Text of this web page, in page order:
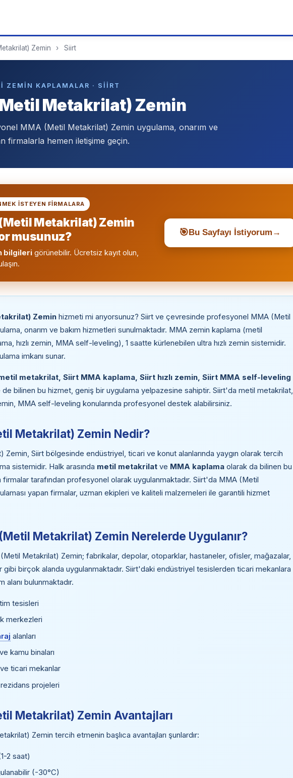
Zemin › Siirt
ZEMIN KAPLAMALAR · SIIRT
Metakrilat) Zemin
MMA (Metil Metakrilat) Zemin uygulama, onarım ve
firmalarla hemen iletişime geçin.
ISTEYEN FIRMALARA
Metakrilat) Zemin
musunuz?
bilgileri görünebilir. Ücretsiz kayıt olun,
🎯 Bu Sayfayı İstiyorum →
Zemin hizmeti mi arıyorsunuz? Siirt ve çevresinde profesyonel MMA (Metil
onarım ve bakım hizmetleri sunulmaktadır. MMA zemin kaplama (metil
hızlı zemin, MMA self-leveling), 1 saatte kürlenebilen ultra hızlı zemin sistemidir.
imkanı sunar.
metakrilat, Siirt MMA kaplama, Siirt hızlı zemin, Siirt MMA self-leveling
bilinen bu hizmet, geniş bir uygulama yelpazesine sahiptir. Siirt'da metil metakrilat,
MMA self-leveling konularında profesyonel destek alabilirsiniz.
Metakrilat) Zemin Nedir?
Zemin, Siirt bölgesinde endüstriyel, ticari ve konut alanlarında yaygın olarak tercih
sistemidir. Halk arasında metil metakrilat ve MMA kaplama olarak da bilinen bu
tarafından profesyonel olarak uygulanmaktadır. Siirt'da MMA (Metil
yapan firmalar, uzman ekipleri ve kaliteli malzemeleri ile garantili hizmet
Metakrilat) Zemin Nerelerde Uygulanır?
Metakrilat) Zemin; fabrikalar, depolar, otoparklar, hastaneler, ofisler, mağazalar,
gibi birçok alanda uygulanmaktadır. Siirt'daki endüstriyel tesislerden ticari mekanlara
alanı bulunmaktadır.
tesisleri
merkezleri
alanları
kamu binaları
ticari mekanlar
projeleri
Metakrilat) Zemin Avantajları
Zemin tercih etmenin başlıca avantajları şunlardır:
2 saat)
(-30°C)